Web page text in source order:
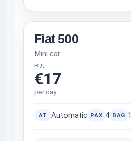
Fiat 500
Mini car
від
€17
per day
AT Automatic PAX 4 BAG 1